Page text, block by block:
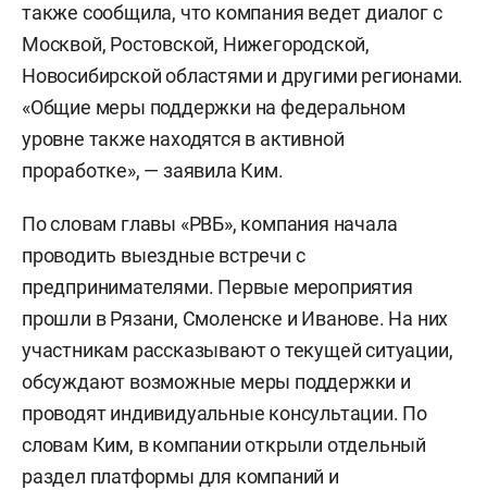
также сообщила, что компания ведет диалог с
Москвой, Ростовской, Нижегородской,
Новосибирской областями и другими регионами.
«Общие меры поддержки на федеральном
уровне также находятся в активной
проработке», — заявила Ким.
По словам главы «РВБ», компания начала
проводить выездные встречи с
предпринимателями. Первые мероприятия
прошли в Рязани, Смоленске и Иванове. На них
участникам рассказывают о текущей ситуации,
обсуждают возможные меры поддержки и
проводят индивидуальные консультации. По
словам Ким, в компании открыли отдельный
раздел платформы для компаний и